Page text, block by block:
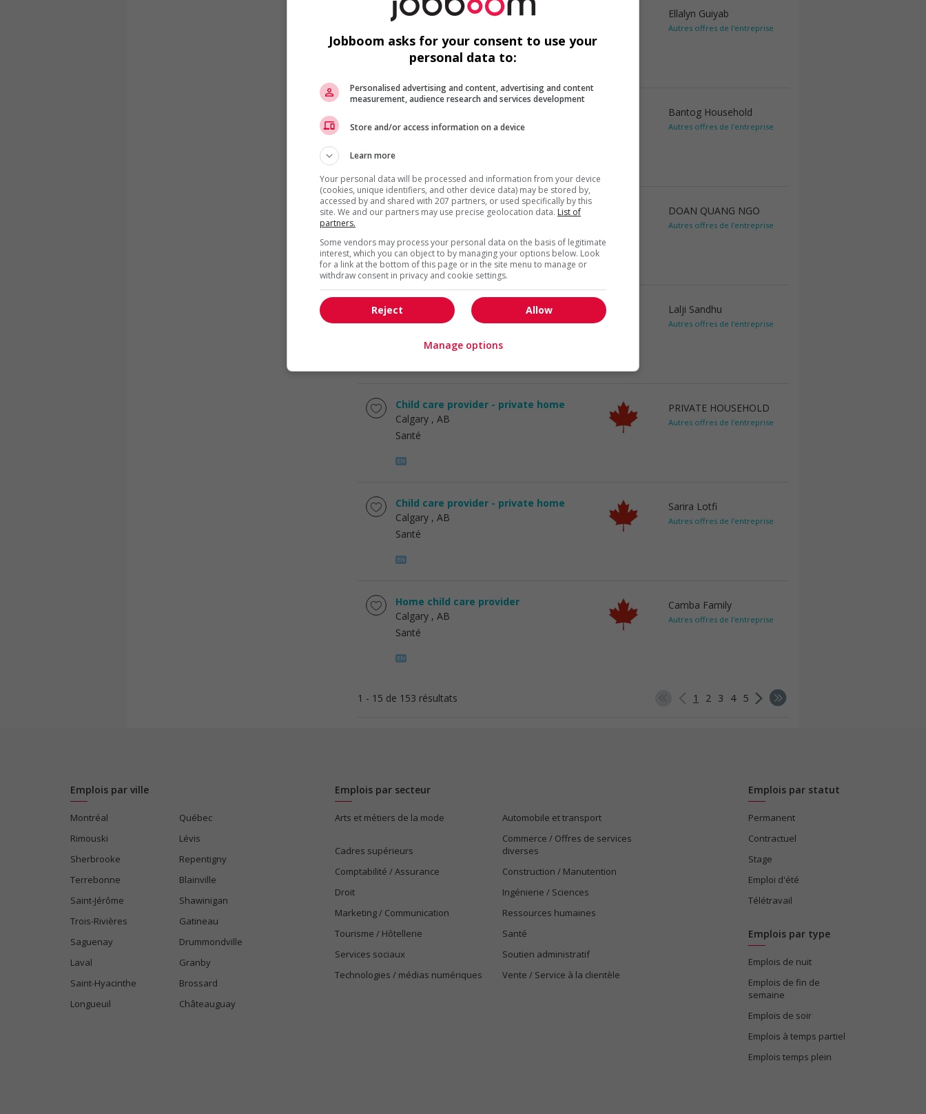
Child care provider - private home
Santé
Ellalyn Guiyab
Autres offres de l'entreprise
Child care provider - private home
Calgary , AB
Bantog Household
Autres offres de l'entreprise
Child care provider - private home
Chestermere
, AB
Santé
DOAN QUANG NGO
Autres offres de l'entreprise
Child care provider - private home
Calgary, AB
Lalji Sandhu
Autres offres de l'entreprise
Child care provider - private home
Calgary , AB
Santé
PRIVATE HOUSEHOLD
Autres offres de l'entreprise
Child care provider - private home
Calgary , AB
Santé
Sarira Lotfi
Autres offres de l'entreprise
Home child care provider
Calgary , AB
Santé
Camba Family
Autres offres de l'entreprise
1 - 15 de 153 résultats 1 2 3 4 5
Emplois par ville
Montréal
Québec
Rimouski
Lévis
Sherbrooke
Repentigny
Terrebonne
Blainville
Saint-Jérôme
Shawinigan
Trois-Rivières
Gatineau
Saguenay
Drummondville
Laval
Granby
Saint-Hyacinthe
Brossard
Longueuil
Châteauguay
Emplois par secteur
Arts et métiers de la mode Automobile et transport
Cadres supérieurs
Commerce / Offres de services
diverses
Comptabilité / Assurance
Construction / Manutention
Droit
Ingénierie / Sciences
Marketing / Communication
Ressources humaines
Tourisme / Hôtellerie
Santé
Services sociaux
Soutien administratif
Technologies / médias numériques
Vente / Service à la clientèle
Emplois par statut
Permanent
Contractuel
Stage
Emploi d'été
Télétravail
Emplois par type
Emplois de nuit
Emplois de fin de
semaine
Emplois de soir
Emplois à temps partiel
Emplois temps plein
Jobboom asks for your consent to use your
personal data to:
Personalised advertising and content, advertising and content
measurement, audience research and services development
Store and/or access information on a device
Learn more
Your personal data will be processed and information from your device
(cookies, unique identifiers, and other device data) may be stored by,
accessed by and shared with 207 partners, or used specifically by this
site. We and our partners may use precise geolocation data. List of
partners.
Some vendors may process your personal data on the basis of legitimate
interest, which you can object to by managing your options below. Look
for a link at the bottom of this page or in the site menu to manage or
withdraw consent in privacy and cookie settings.
Allow
Reject
Manage options